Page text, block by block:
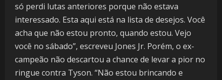
só perdi lutas anteriores porque não estava
interessado. Esta aqui está na lista de desejos. Você
acha que não estou pronto, quando estou. Vejo
você no sábado”, escreveu Jones Jr. Porém, o ex-
campeão não descartou a chance de levar a pior no
ringue contra Tyson. “Não estou brincando e